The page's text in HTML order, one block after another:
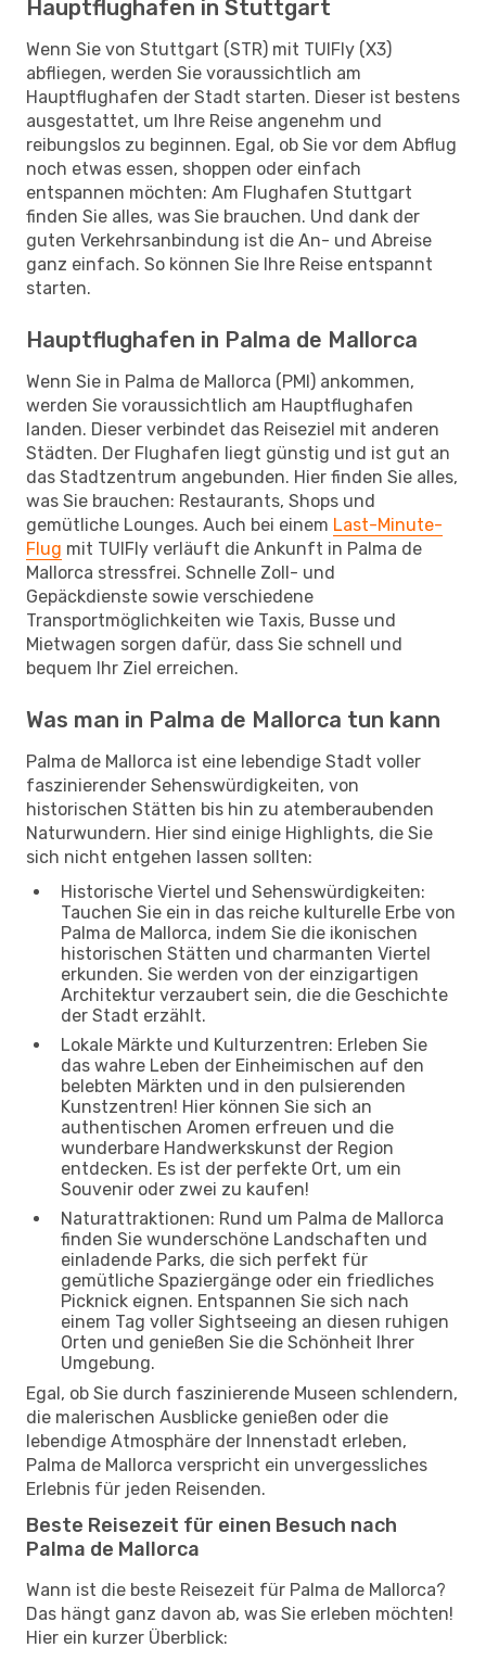
Hauptflughafen in Stuttgart
Wenn Sie von Stuttgart (STR) mit TUIFly (X3)
abfliegen, werden Sie voraussichtlich am
Hauptflughafen der Stadt starten. Dieser ist bestens
ausgestattet, um Ihre Reise angenehm und
reibungslos zu beginnen. Egal, ob Sie vor dem Abflug
noch etwas essen, shoppen oder einfach
entspannen möchten: Am Flughafen Stuttgart
finden Sie alles, was Sie brauchen. Und dank der
guten Verkehrsanbindung ist die An- und Abreise
ganz einfach. So können Sie Ihre Reise entspannt
starten.
Hauptflughafen in Palma de Mallorca
Wenn Sie in Palma de Mallorca (PMI) ankommen,
werden Sie voraussichtlich am Hauptflughafen
landen. Dieser verbindet das Reiseziel mit anderen
Städten. Der Flughafen liegt günstig und ist gut an
das Stadtzentrum angebunden. Hier finden Sie alles,
was Sie brauchen: Restaurants, Shops und
gemütliche Lounges. Auch bei einem Last-Minute-
Flug mit TUIFly verläuft die Ankunft in Palma de
Mallorca stressfrei. Schnelle Zoll- und
Gepäckdienste sowie verschiedene
Transportmöglichkeiten wie Taxis, Busse und
Mietwagen sorgen dafür, dass Sie schnell und
bequem Ihr Ziel erreichen.
Was man in Palma de Mallorca tun kann
Palma de Mallorca ist eine lebendige Stadt voller
faszinierender Sehenswürdigkeiten, von
historischen Stätten bis hin zu atemberaubenden
Naturwundern. Hier sind einige Highlights, die Sie
sich nicht entgehen lassen sollten:
Historische Viertel und Sehenswürdigkeiten:
Tauchen Sie ein in das reiche kulturelle Erbe von
Palma de Mallorca, indem Sie die ikonischen
historischen Stätten und charmanten Viertel
erkunden. Sie werden von der einzigartigen
Architektur verzaubert sein, die die Geschichte
der Stadt erzählt.
Lokale Märkte und Kulturzentren: Erleben Sie
das wahre Leben der Einheimischen auf den
belebten Märkten und in den pulsierenden
Kunstzentren! Hier können Sie sich an
authentischen Aromen erfreuen und die
wunderbare Handwerkskunst der Region
entdecken. Es ist der perfekte Ort, um ein
Souvenir oder zwei zu kaufen!
Naturattraktionen: Rund um Palma de Mallorca
finden Sie wunderschöne Landschaften und
einladende Parks, die sich perfekt für
gemütliche Spaziergänge oder ein friedliches
Picknick eignen. Entspannen Sie sich nach
einem Tag voller Sightseeing an diesen ruhigen
Orten und genießen Sie die Schönheit Ihrer
Umgebung.
Egal, ob Sie durch faszinierende Museen schlendern,
die malerischen Ausblicke genießen oder die
lebendige Atmosphäre der Innenstadt erleben,
Palma de Mallorca verspricht ein unvergessliches
Erlebnis für jeden Reisenden.
Beste Reisezeit für einen Besuch nach
Palma de Mallorca
Wann ist die beste Reisezeit für Palma de Mallorca?
Das hängt ganz davon ab, was Sie erleben möchten!
Hier ein kurzer Überblick: